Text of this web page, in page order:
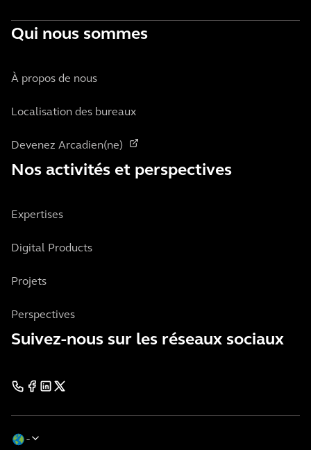
Qui nous sommes
À propos de nous
Localisation des bureaux
Devenez Arcadien(ne)
Nos activités et perspectives
Expertises
Digital Products
Projets
Perspectives
Suivez-nous sur les réseaux sociaux